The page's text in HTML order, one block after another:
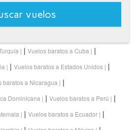
vuelos
| Vuelos baratos a Cuba |
| Vuelos baratos a Estados Unidos |
baratos a Nicaragua |
Dominicana | Vuelos baratos a Perú |
| Vuelos baratos a Ecuador |